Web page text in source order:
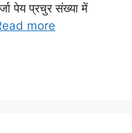
पेय प्रचुर संख्या में
more